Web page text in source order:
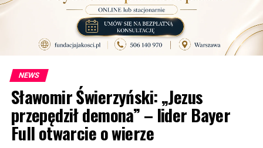
NEWS
Sławomir Świerzyński: „Jezus
przepędził demona” – lider Bayer
Full otwarcie o wierze